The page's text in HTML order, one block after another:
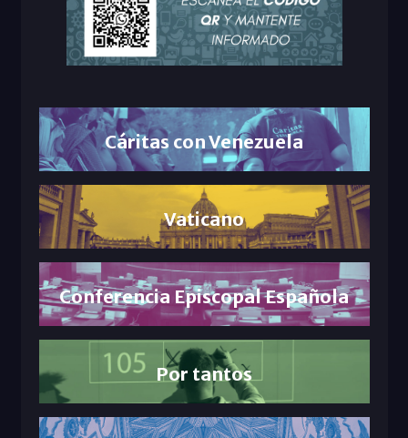
Cáritas con Venezuela
Vaticano
Conferencia Episcopal Española
Por tantos